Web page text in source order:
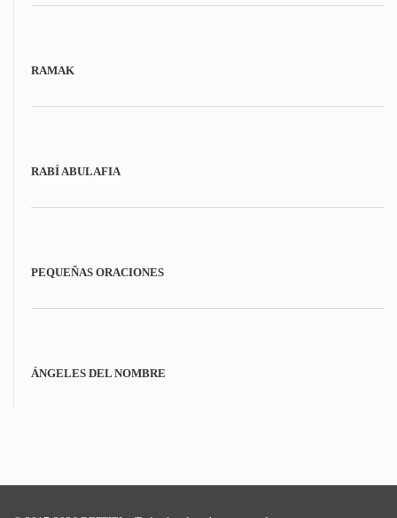
RAMAK
RABÍ ABULAFIA
PEQUEÑAS ORACIONES
ÁNGELES DEL NOMBRE